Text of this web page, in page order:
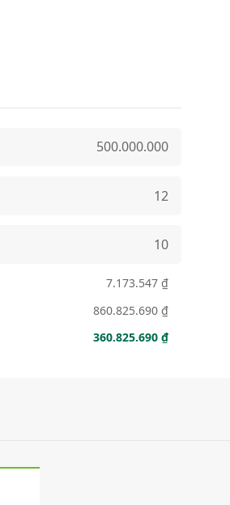
7.173.547 ₫
860.825.690 ₫
360.825.690 ₫